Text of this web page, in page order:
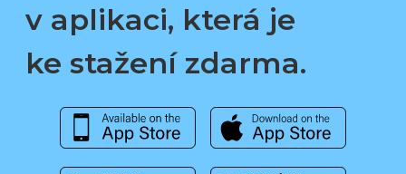
v aplikaci, která je
ke stažení zdarma.